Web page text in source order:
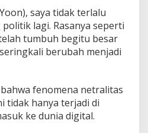
saya tidak terlalu
lagi. Rasanya seperti
tumbuh begitu besar
berubah menjadi
fenomena netralitas
tidak hanya terjadi di
ke dunia digital.